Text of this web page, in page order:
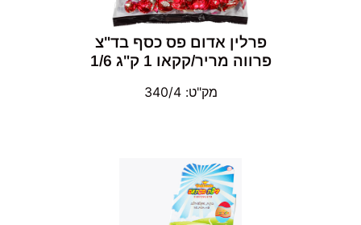
פרלין אדום פס כסף בד"צ
פרווה מריר/קקאו 1 ק"ג 1/6
מק"ט: 340/4